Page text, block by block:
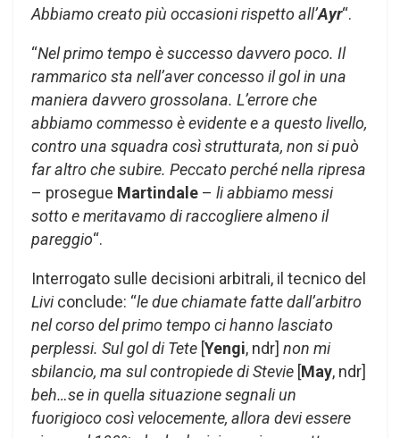
Abbiamo creato più occasioni rispetto all’Ayr“.
“Nel primo tempo è successo davvero poco. Il
rammarico sta nell’aver concesso il gol in una
maniera davvero grossolana. L’errore che
abbiamo commesso è evidente e a questo livello,
contro una squadra così strutturata, non si può
far altro che subire. Peccato perché nella ripresa
– prosegue Martindale – li abbiamo messi
sotto e meritavamo di raccogliere almeno il
pareggio“.
Interrogato sulle decisioni arbitrali, il tecnico del
Liviconclude: “le due chiamate fatte dall’arbitro
nel corso del primo tempo ci hanno lasciato
perplessi. Sul gol di Tete [Yengi, ndr] non mi
sbilancio, ma sul contropiede di Stevie [May, ndr]
beh…se in quella situazione segnali un
fuorigioco così velocemente, allora devi essere